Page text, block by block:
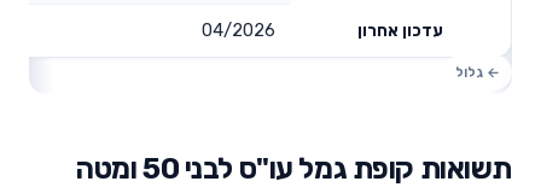
עדכון אחרון 04/2026
תשואות קופת גמל עו"ס לבני 50 ומטה